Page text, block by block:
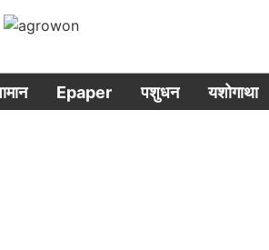
Epaper पशुधन यशोगाथा